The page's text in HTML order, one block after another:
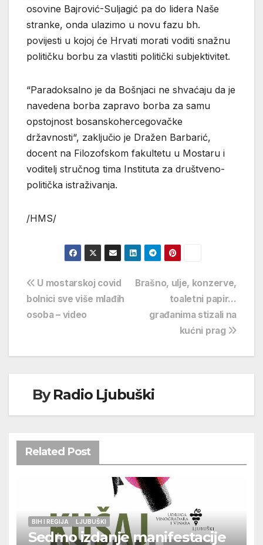
osovine Bajrović-Suljagić pa do lidera Naše
stranke, onda ulazimo u novu fazu bh.
povijesti u kojoj će Hrvati morati voditi snažnu
političku borbu za vlastiti politički subjektivitet.
“Paradoksalno je da Bošnjaci ne shvaćaju da je
navedena borba zapravo borba za samu
opstojnost bosanskohercegovačke
državnosti“, zaključio je Dražen Barbarić,
docent na Filozofskom fakultetu u Mostaru i
voditelj stručnog tima Instituta za društveno-
politička istraživanja.
/HMS/
Navigacija
objava
Brašno, ulje, konzerve,
toaletni papir…
građanima stizali na
kućni prag
U mostarskoj covid
bolnici sve više mlađih
osoba – video
ByRadio Ljubuški
Related Post
BIH I REGIJA LJUBUŠKI
Sedmo izdanje manifestacije